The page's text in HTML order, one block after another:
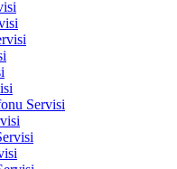
Servisi